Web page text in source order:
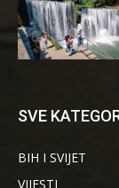
SVE
BIH I SVIJET
VIJESTI